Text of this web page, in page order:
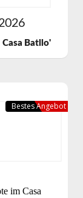
Casa Batllo'
im Casa
Bestes Angebot